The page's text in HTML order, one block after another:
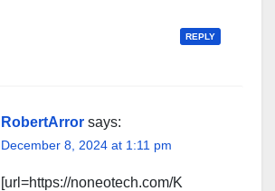
REPLY
RobertArror says:
December 8, 2024 at 1:11 pm
[url=https://noneotech.com/K